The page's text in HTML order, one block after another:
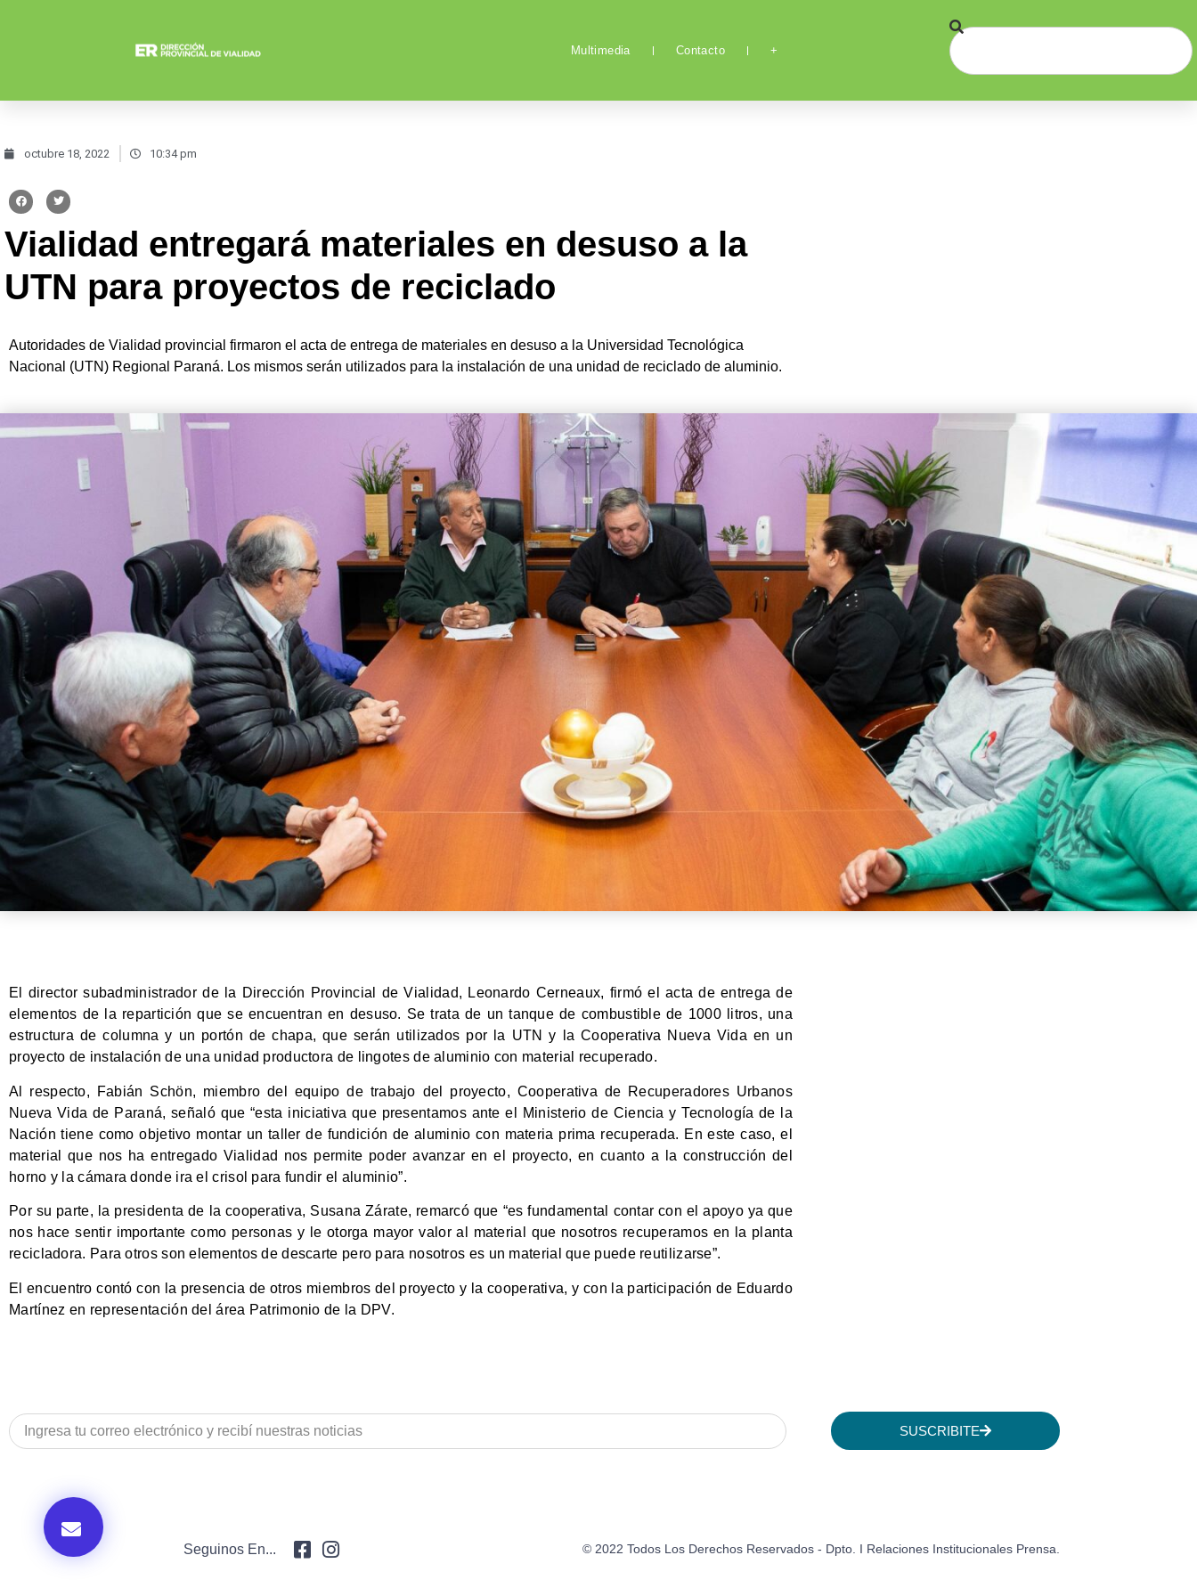
Multimedia Contacto +
octubre 18, 2022 10:34 pm
Vialidad entregará materiales en desuso a la
UTN para proyectos de reciclado
Autoridades de Vialidad provincial firmaron el acta de entrega de materiales en desuso a la Universidad Tecnológica
Nacional (UTN) Regional Paraná. Los mismos serán utilizados para la instalación de una unidad de reciclado de aluminio.
El director subadministrador de la Dirección Provincial de Vialidad, Leonardo Cerneaux, firmó el acta de entrega de
elementos de la repartición que se encuentran en desuso. Se trata de un tanque de combustible de 1000 litros, una
estructura de columna y un portón de chapa, que serán utilizados por la UTN y la Cooperativa Nueva Vida en un
proyecto de instalación de una unidad productora de lingotes de aluminio con material recuperado.
Al respecto, Fabián Schön, miembro del equipo de trabajo del proyecto, Cooperativa de Recuperadores Urbanos
Nueva Vida de Paraná, señaló que “esta iniciativa que presentamos ante el Ministerio de Ciencia y Tecnología de la
Nación tiene como objetivo montar un taller de fundición de aluminio con materia prima recuperada. En este caso, el
material que nos ha entregado Vialidad nos permite poder avanzar en el proyecto, en cuanto a la construcción del
horno y la cámara donde ira el crisol para fundir el aluminio”.
Por su parte, la presidenta de la cooperativa, Susana Zárate, remarcó que “es fundamental contar con el apoyo ya que
nos hace sentir importante como personas y le otorga mayor valor al material que nosotros recuperamos en la planta
recicladora. Para otros son elementos de descarte pero para nosotros es un material que puede reutilizarse”.
El encuentro contó con la presencia de otros miembros del proyecto y la cooperativa, y con la participación de Eduardo
Martínez en representación del área Patrimonio de la DPV.
SUSCRIBITE
Seguinos En... © 2022 Todos Los Derechos Reservados - Dpto. I Relaciones Institucionales Prensa.